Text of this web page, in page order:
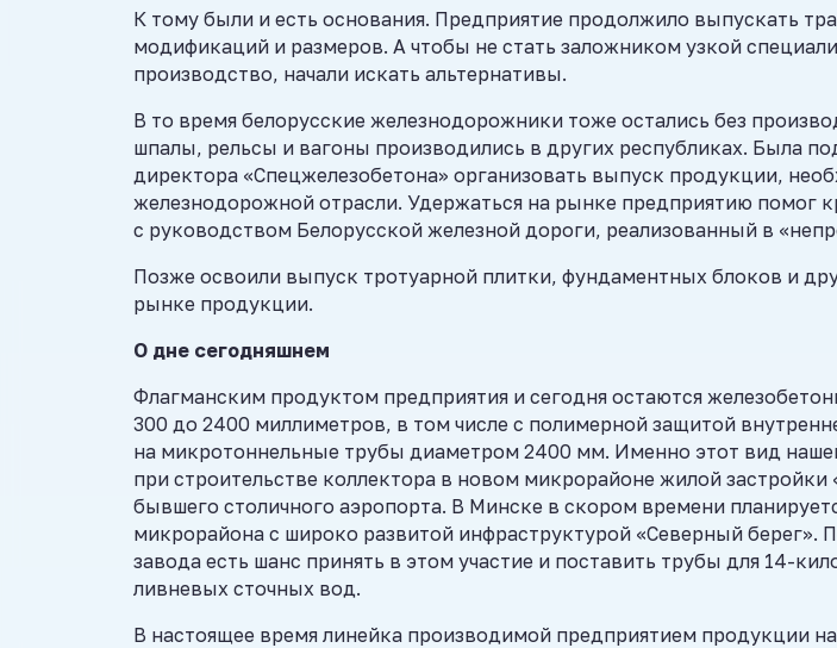
К тому были и есть основания. Предприятие продолжило выпускать
модификаций и размеров. А чтобы не стать заложником узкой
производство, начали искать альтернативы.
В то время белорусские железнодорожники тоже остались без
шпалы, рельсы и вагоны производились в других республиках. Была
директора «Спецжелезобетона» организовать выпуск продукции,
железнодорожной отрасли. Удержаться на рынке предприятию помог
с руководством Белорусской железной дороги, реализованный в
Позже освоили выпуск тротуарной плитки, фундаментных блоков и
рынке продукции.
О дне сегодняшнем
Флагманским продуктом предприятия и сегодня остаются
300 до 2400 миллиметров, в том числе с полимерной защитой
на микротоннельные трубы диаметром 2400 мм. Именно этот вид
при строительстве коллектора в новом микрорайоне жилой
бывшего столичного аэропорта. В Минске в скором времени
микрорайона с широко развитой инфраструктурой «Северный берег».
завода есть шанс принять в этом участие и поставить трубы для 14-
ливневых сточных вод.
В настоящее время линейка производимой предприятием продукции